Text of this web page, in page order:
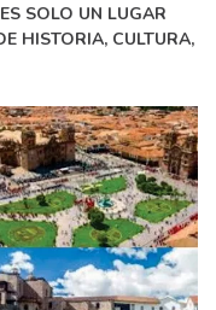
SOLO UN LUGAR
HISTORIA, CULTURA,